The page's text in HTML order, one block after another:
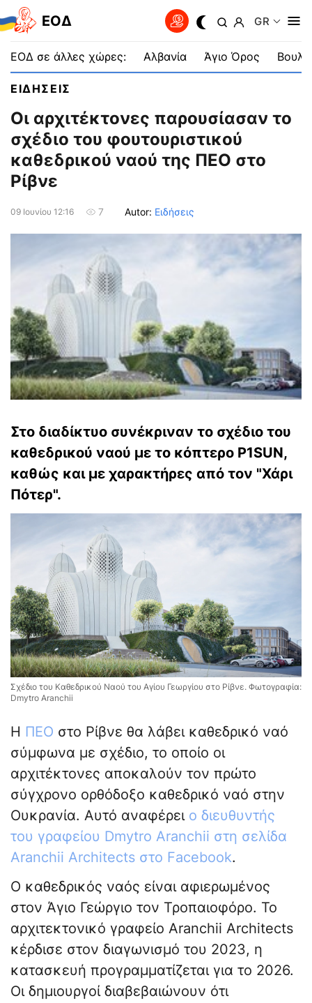
EOΔ GR
ΕΟΔ σε άλλες χώρες: Αλβανία Άγιο Όρος
ΕΙΔΗΣΕΙΣ
Οι αρχιτέκτονες παρουσίασαν το
σχέδιο του φουτουριστικού
καθεδρικού ναού της ΠΕΟ στο
Ρίβνε
09 Ιουνίου 12:16 7 Autor: Ειδήσεις
Στο διαδίκτυο συνέκριναν το σχέδιο του
καθεδρικού ναού με το κόπτερο P1SUN,
καθώς και με χαρακτήρες από τον "Χάρι
Πότερ".
Σχέδιο του Καθεδρικού Ναού του Αγίου Γεωργίου στο Ρίβνε. Φωτογραφία:
Dmytro Aranchii
Η ΠΕΟ στο Ρίβνε θα λάβει καθεδρικό ναό
σύμφωνα με σχέδιο, το οποίο οι
αρχιτέκτονες αποκαλούν τον πρώτο
σύγχρονο ορθόδοξο καθεδρικό ναό στην
Ουκρανία. Αυτό αναφέρει ο διευθυντής
του γραφείου Dmytro Aranchii στη σελίδα
Aranchii Architects στο Facebook.
Ο καθεδρικός ναός είναι αφιερωμένος
στον Άγιο Γεώργιο τον Τροπαιοφόρο. Το
αρχιτεκτονικό γραφείο Aranchii Architects
κέρδισε στον διαγωνισμό του 2023, η
κατασκευή προγραμματίζεται για το 2026.
Οι δημιουργοί διαβεβαιώνουν ότι